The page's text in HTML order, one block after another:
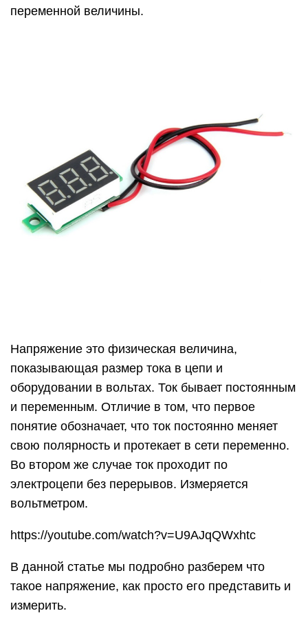
переменной величины.
Напряжение это физическая величина,
показывающая размер тока в цепи и
оборудовании в вольтах. Ток бывает постоянным
и переменным. Отличие в том, что первое
понятие обозначает, что ток постоянно меняет
свою полярность и протекает в сети переменно.
Во втором же случае ток проходит по
электроцепи без перерывов. Измеряется
вольтметром.
https://youtube.com/watch?v=U9AJqQWxhtc
В данной статье мы подробно разберем что
такое напряжение, как просто его представить и
измерить.